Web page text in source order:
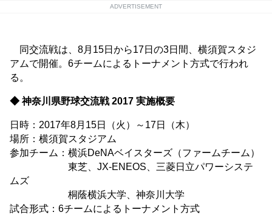
ADVERTISEMENT
同交流戦は、8月15日から17日の3日間、横須賀スタジ
アムで開催。6チームによるトーナメント方式で行われ
る。
◆ 神奈川県野球交流戦 2017 実施概要
日時：2017年8月15日（火）～17日（木）
場所：横須賀スタジアム
参加チーム：横浜DeNAベイスターズ（ファームチーム）
東芝、JX-ENEOS、三菱日立パワーシステ
ムズ
桐蔭横浜大学、神奈川大学
試合形式：6チームによるトーナメント方式